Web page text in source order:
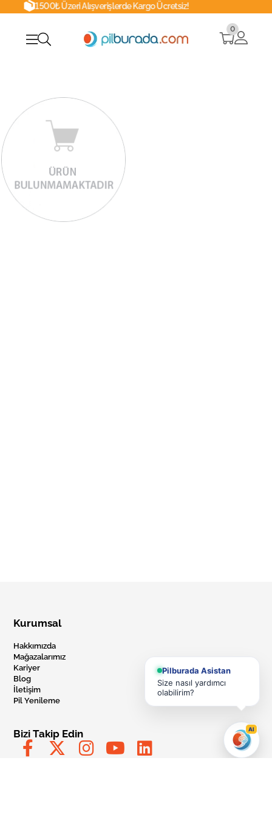
1500₺ Üzeri Alışverişlerde Kargo Ücretsiz!
0
Kurumsal
Hakkımızda
Mağazalarımız
Kariyer
Blog
İletişim
Pil Yenileme
Bizi Takip Edin
Pilburada Asistan
Size nasıl yardımcı
olabilirim?
AI